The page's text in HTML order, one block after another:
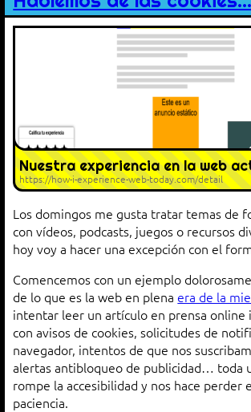
Nuestra experiencia en la web
https://how-i-experience-web-today.com/detail
Los domingos me gusta tratar temas de
con vídeos, podcasts, juegos o recursos
hoy voy a hacer una excepción con el
Comencemos con un ejemplo
de lo que es la web en plena era de la
intentar leer un artículo en prensa online
con avisos de cookies, solicitudes de
navegador, intentos de que nos
alertas antibloqueo de publicidad… toda
rompe la accesibilidad y nos hace perder
paciencia.